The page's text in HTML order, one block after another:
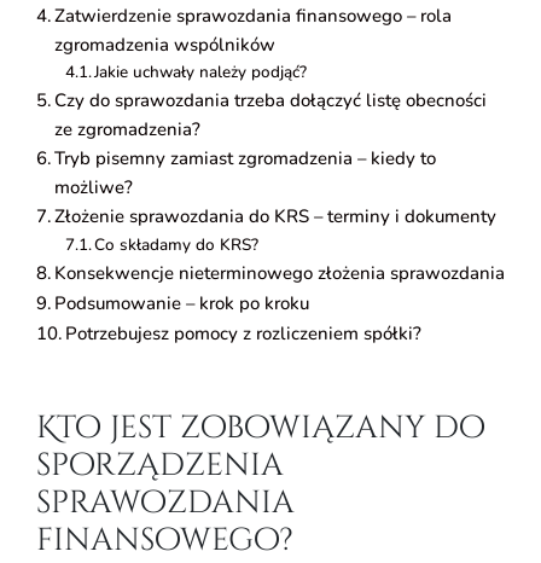
Zatwierdzenie sprawozdania finansowego – rola
zgromadzenia wspólników
Jakie uchwały należy podjąć?
Czy do sprawozdania trzeba dołączyć listę obecności
ze zgromadzenia?
Tryb pisemny zamiast zgromadzenia – kiedy to
możliwe?
Złożenie sprawozdania do KRS – terminy i dokumenty
Co składamy do KRS?
Konsekwencje nieterminowego złożenia sprawozdania
Podsumowanie – krok po kroku
Potrzebujesz pomocy z rozliczeniem spółki?
Kto jest zobowiązany do
sporządzenia
sprawozdania
finansowego?